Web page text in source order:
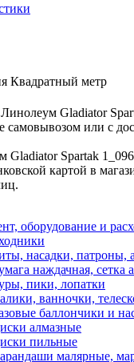
Квадратный метр
Gladiator
самовывозом или с
Gladiator Spartak
картой в
оборудование и
насадки, патроны,
наждачная, сетка
пики, лопатки
ванночки,
баллончики и
алмазные
пильные
малярные,